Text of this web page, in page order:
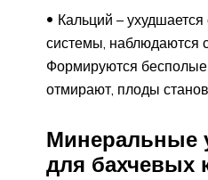
Кальций –
системы, наблюдаются
Формируются бесполые
отмирают, плоды
Минеральные
для бахчевых